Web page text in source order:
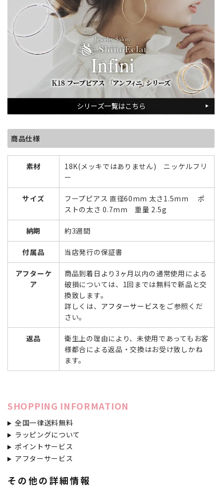
商品仕様
素材
18K(メッキではありません) ニッケルフリ
ー
サイズ
フープピアス 直径60mm 太さ1.5mm ポ
ストの太さ 0.7mm 重量 2.5g
納期 約3週間
付属品 当店発行の保証書
アフターケ
ア
商品到着日より3ヶ月以内の通常使用による
破損については、1回までは無料で新品と交
換致します。
詳しくは、 アフターサービスをご参照くだ
さい。
返品
衛生上の理由により、未使用であってもお客
様都合による返品・交換はお受け致しかね
ます。
SHOPPING INFORMATION
全国一律送料無料
ラッピングについて
ポイントサービス
アフターサービス
その他の詳細情報